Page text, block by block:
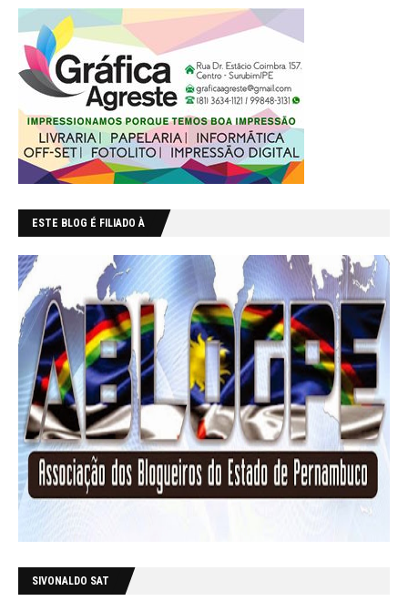
ESTE BLOG É FILIADO À
SIVONALDO SAT